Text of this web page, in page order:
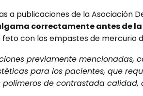
a publicaciones de la Asociación
correctamente antes de
con los empastes de mercurio
previamente
para los pacientes, que
polímeros de contrastada